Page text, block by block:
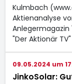
Kulmbach
Aktienanalyse
"Der Aktionär
09.05.2024 um
JinkoSolar: